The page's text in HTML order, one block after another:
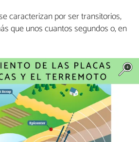
caracterizan por ser transitorios,
que unos cuantos segundos o, en